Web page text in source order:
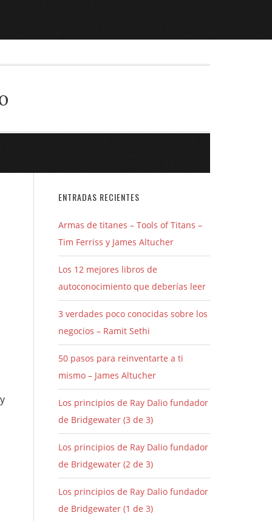
ENTRADAS RECIENTES
Armas de titanes – Tools of Titans –
Tim Ferriss y James Altucher
Los 12 mejores libros de
autoconocimiento que deberías leer
3 verdades poco conocidas sobre los
negocios – Ramit Sethi
50 pasos para reinventarte a ti
mismo – James Altucher
Los principios de Ray Dalio fundador
de Bridgewater (3 de 3)
Los principios de Ray Dalio fundador
de Bridgewater (2 de 3)
Los principios de Ray Dalio fundador
de Bridgewater (1 de 3)